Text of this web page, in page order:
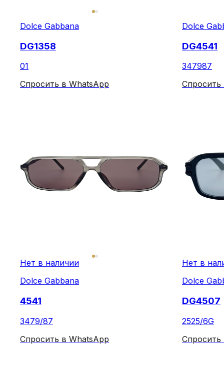
Dolce Gabbana
DG1358
01
Спросить в WhatsApp
Dolce
DG4541
347987
Спросить
Нет в наличии
Dolce Gabbana
4541
3479/87
Спросить в WhatsApp
Нет в
Dolce
DG4507
2525/6G
Спросить